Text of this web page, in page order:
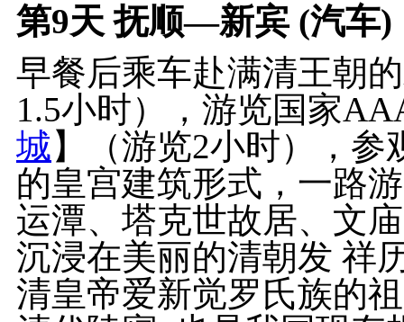
第9天 抚顺—新宾 (汽车)
早餐后乘车赴满清王朝
1.5小时），游览国家
城】（游览2小时），
的皇宫建筑形式，一路
运潭、塔克世故居、文
沉浸在美丽的清朝发 祥
清皇帝爱新觉罗氏族的